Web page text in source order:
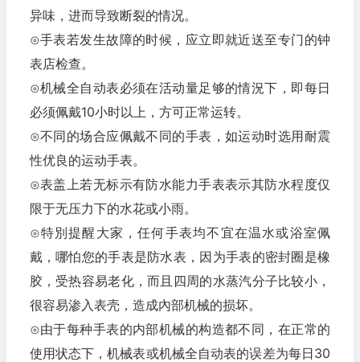
异味，进而导致断裂的情况。
⊙手表若发生故障的时候，应立即就近送至专门的钟
表店检查。
⊙机械全自动表必须在活动量足够的情況下，即每日
必须佩戴10小时以上，方可正常运转。
⊙不同的场合应佩戴不同的手表，如运动时选用耐震
性优良的运动手表。
⊙表盖上若无标示有防水能力手表表示其防水程度仅
限于无压力下的水花或小雨。
⊙特別提醒大家，任何手表均不宜在温水或浴室佩
戴，哪怕您的手表是防水表，因为手表的密封圈是橡
胶，受热容易老化，而且四周的水蒸汽分子比较小，
很容易渗入表壳，造成內部机械的损坏。
⊙由于每种手表的内部机械的构造都不同，在正常的
使用状态下，机械表或机械全自动表的误差为每日30